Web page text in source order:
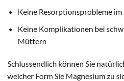
Keine Resorptionsprobleme
Keine Komplikationen bei
Müttern
Schlussendlich können Sie
welcher Form Sie Magnesium zu